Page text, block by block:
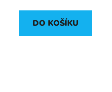
DO KOŠÍKU